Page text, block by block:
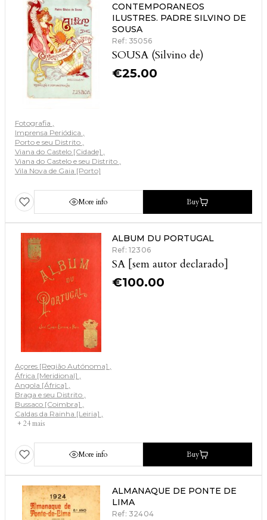
CONTEMPORANEOS
ILUSTRES. PADRE SILVINO DE
SOUSA
Ref: 35056
SOUSA (Silvino de)
€25.00
Fotografia
Imprensa Periódica
Porto e seu Distrito
Viana do Castelo [Cidade]
Viana do Castelo e seu Distrito
Vila Nova de Gaia [Porto]
More info Buy
ALBUM DU PORTUGAL
Ref: 12306
SA [sem autor declarado]
€100.00
Açores [Região Autónoma]
África [Meridional]
Angola [África]
Braga e seu Distrito
Bussaco [Coimbra]
Caldas da Rainha [Leiria]
+ 24 mais
More info Buy
ALMANAQUE DE PONTE DE
LIMA
Ref: 32404